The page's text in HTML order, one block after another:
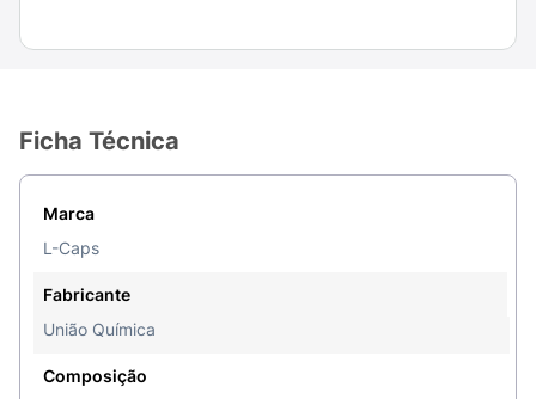
Ficha Técnica
Marca
L-Caps
Fabricante
União Química
Composição